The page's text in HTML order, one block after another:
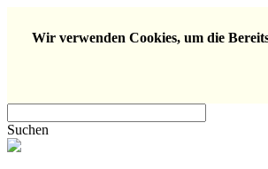
Wir verwenden Cookies, um die
Suchen